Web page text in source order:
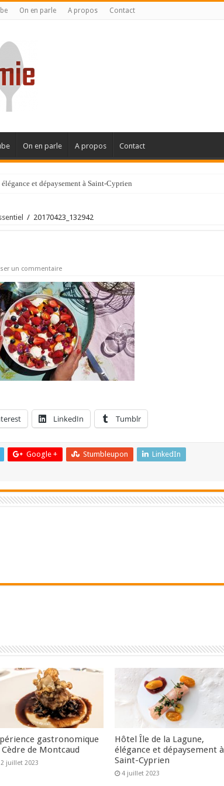
On en parle A propos Contact
On en parle A propos Contact
et dépaysement à Saint-Cyprien
/ 20170423_132942
un commentaire
LinkedIn Tumblr
Google + Stumbleupon
LinkedIn
gastronomique
Cèdre de Montcaud
juillet 2023
Hôtel Île de la Lagune,
élégance et dépaysement à
Saint-Cyprien
4 juillet 2023